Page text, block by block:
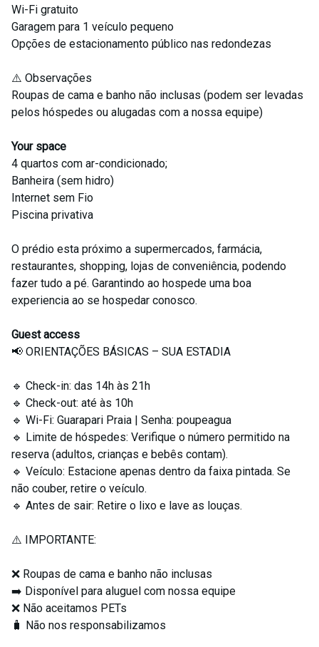
Wi-Fi gratuito
Garagem para 1 veículo pequeno
Opções de estacionamento público nas redondezas
⚠️ Observações
Roupas de cama e banho não inclusas (podem ser levadas
pelos hóspedes ou alugadas com a nossa equipe)
Your space
4 quartos com ar-condicionado;
Banheira (sem hidro)
Internet sem Fio
Piscina privativa
O prédio esta próximo a supermercados, farmácia,
restaurantes, shopping, lojas de conveniência, podendo
fazer tudo a pé. Garantindo ao hospede uma boa
experiencia ao se hospedar conosco.
Guest access
📢 ORIENTAÇÕES BÁSICAS – SUA ESTADIA
🔹 Check-in: das 14h às 21h
🔹 Check-out: até às 10h
🔹 Wi-Fi: Guarapari Praia | Senha: poupeagua
🔹 Limite de hóspedes: Verifique o número permitido na
reserva (adultos, crianças e bebês contam).
🔹 Veículo: Estacione apenas dentro da faixa pintada. Se
não couber, retire o veículo.
🔹 Antes de sair: Retire o lixo e lave as louças.
⚠️ IMPORTANTE:
❌ Roupas de cama e banho não inclusas
➡️ Disponível para aluguel com nossa equipe
❌ Não aceitamos PETs
🧳 Não nos responsabilizamos